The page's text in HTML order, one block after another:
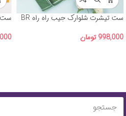
ست تیشرت شلوارک جیب راه راه BR
998,000 تومان
ست